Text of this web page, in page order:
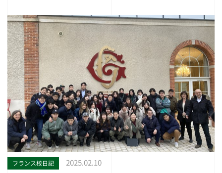
フランス校日記 2025.02.10